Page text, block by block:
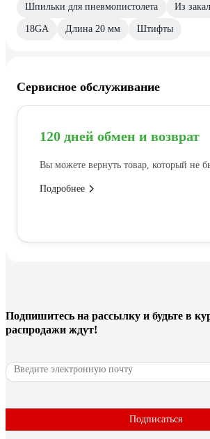
Шпильки для пневмопистолета Из
18GA Длина 20 мм Штифты
Сервисное обслуживание
120 дней обмен и возврат
Вы можете вернуть товар, который не
Подробнее
Подпишитесь на рассылку и будьте в
распродажи ждут!
Подписаться